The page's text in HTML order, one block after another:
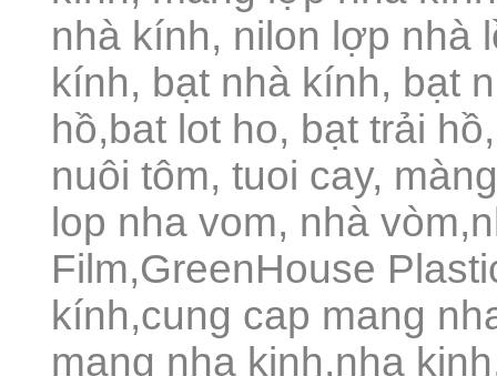
nhà kính, nilon lợp nhà
kính, bạt nhà kính, bạt
hồ,bat lot ho, bạt trải
nuôi tôm, tuoi cay,
lop nha vom, nhà
Film,GreenHouse
kính,cung cap mang
mang nha kinh,nha